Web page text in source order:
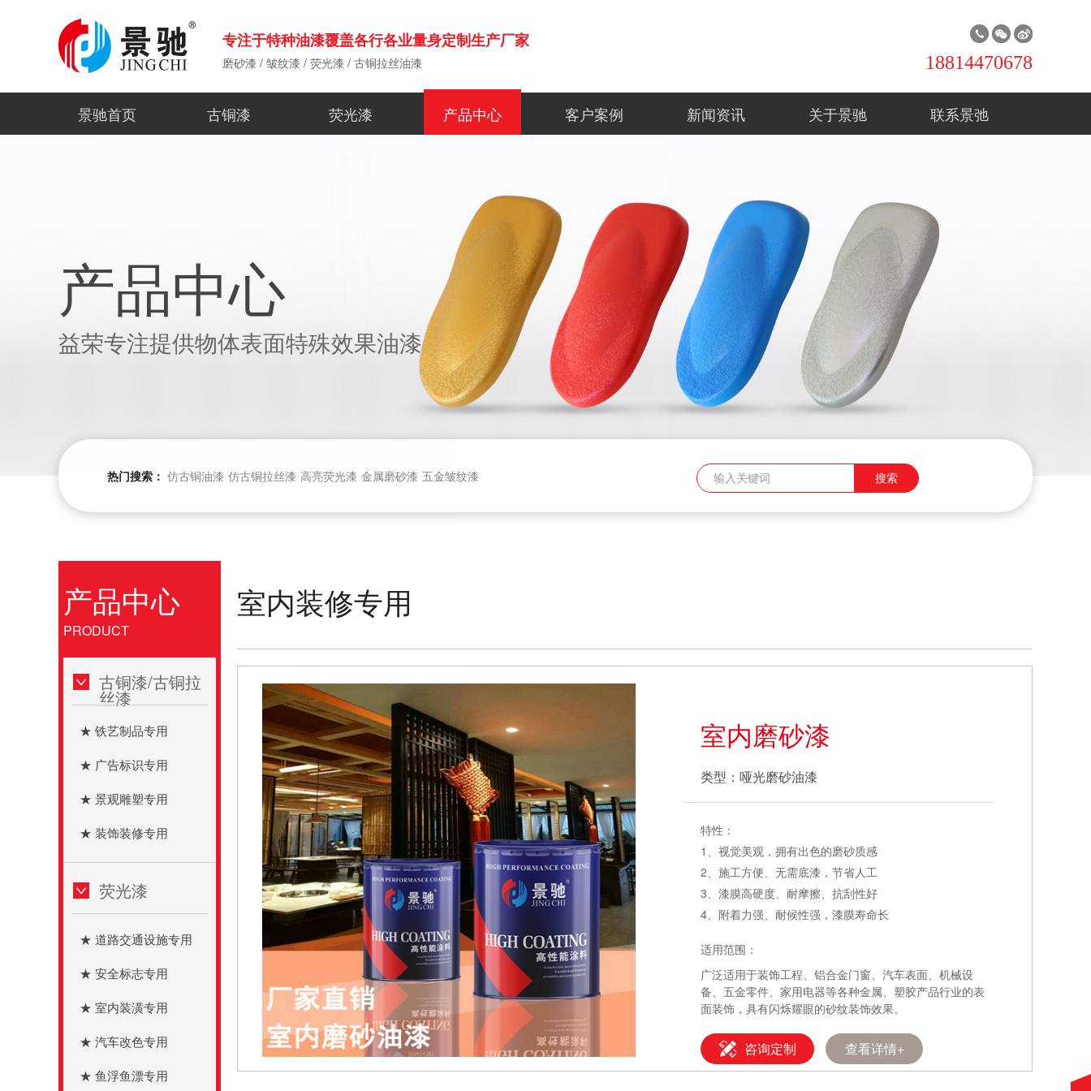
专注于特种油漆覆盖各行各业量身定制生产厂家
磨砂漆 / 皱纹漆 / 荧光漆 / 古铜拉丝油漆 18814470678
景驰首页 古铜漆 荧光漆 产品中心 客户案例 新闻资讯 关于景驰 联系景弛
产品中心
益荣专注提供物体表面特殊效果油漆
热门搜索： 仿古铜油漆 仿古铜拉丝漆 高亮荧光漆 金属磨砂漆 五金皱纹漆
产品中心
PRODUCT
古铜漆/古铜拉
丝漆
★ 铁艺制品专用
★ 广告标识专用
★ 景观雕塑专用
★ 装饰装修专用
荧光漆
★ 道路交通设施专用
★ 安全标志专用
★ 室内装潢专用
★ 汽车改色专用
★ 鱼浮鱼漂专用
室内装修专用
室内磨砂漆
类型：哑光磨砂油漆
特性：
1、视觉美观，拥有出色的磨砂质感
2、施工方便、无需底漆，节省人工
3、漆膜高硬度、耐摩擦、抗刮性好
4、附着力强、耐候性强，漆膜寿命长
适用范围：
广泛适用于装饰工程、铝合金门窗、汽车表面、机械设
备、五金零件、家用电器等各种金属、塑胶产品行业的表
面装饰，具有闪烁耀眼的砂纹装饰效果。
咨询定制 查看详情+